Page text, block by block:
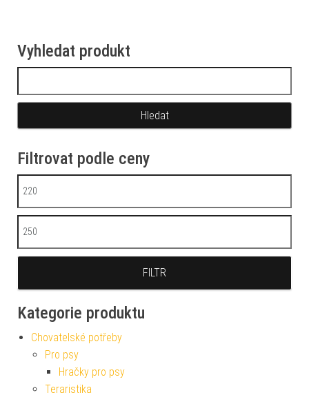
Vyhledat produkt
Filtrovat podle ceny
Minimální cena
Maximální cena
FILTR
Kategorie produktu
Chovatelské potřeby
Pro psy
Hračky pro psy
Teraristika